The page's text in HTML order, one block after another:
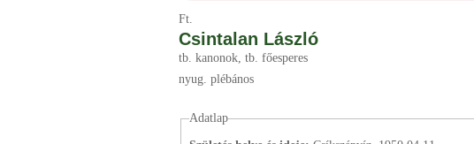
Ft.
Csintalan László
tb. kanonok, tb. főesperes
nyug. plébános
Adatlap